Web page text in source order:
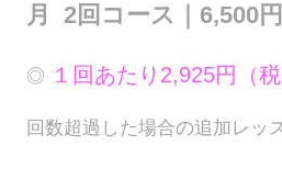
月 2回コース｜6,500
◎ １回あたり2,925円（税
回数超過した場合の追加レッ